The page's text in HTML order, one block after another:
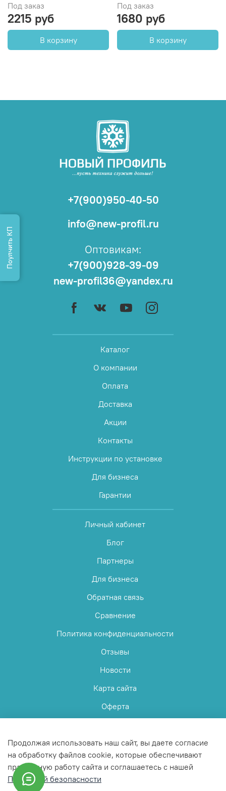
Под заказ
2215 руб
В корзину
Под заказ
1680 руб
В корзину
Каталог
О компании
Оплата
Доставка
Акции
Контакты
Инструкции по установке
Для бизнеса
Гарантии
Личный кабинет
Блог
Партнеры
Для бизнеса
Обратная связь
Сравнение
Политика конфиденциальности
Отзывы
Новости
Карта сайта
Оферта
+7(900)950-40-50
info@new-profil.ru
Оптовикам:
+7(900)928-39-09
new-profil36@yandex.ru
© 2025 Любое использование контента без письменного
Продолжая использовать наш сайт, вы даете согласие
на обработку файлов cookie, которые обеспечивают
правильную работу сайта и соглашаетесь с нашей
Политикой безопасности
Поулчить КП